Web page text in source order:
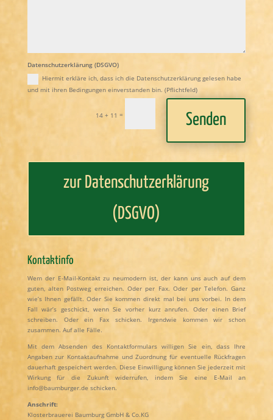
Datenschutzerklärung (DSGVO)
Hiermit erkläre ich, dass ich die Datenschutzerklärung gelesen habe
und mit ihren Bedingungen einverstanden bin. (Pflichtfeld)
14 + 11 = Senden
zur Datenschutzerklärung
(DSGVO)
Kontaktinfo
Wem der E-Mail-Kontakt zu neumodern ist, der kann uns auch auf dem
guten, alten Postweg erreichen. Oder per Fax. Oder per Telefon. Ganz
wie’s Ihnen gefällt. Oder Sie kommen direkt mal bei uns vorbei. In dem
Fall wär’s geschickt, wenn Sie vorher kurz anrufen. Oder einen Brief
schreiben. Oder ein Fax schicken. Irgendwie kommen wir schon
zusammen. Auf alle Fälle.
Mit dem Absenden des Kontaktformulars willigen Sie ein, dass Ihre
Angaben zur Kontaktaufnahme und Zuordnung für eventuelle Rückfragen
dauerhaft gespeichert werden. Diese Einwilligung können Sie jederzeit mit
Wirkung für die Zukunft widerrufen, indem Sie eine E-Mail an
info@baumburger.de schicken.
Anschrift:
Klosterbrauerei Baumburg GmbH & Co.KG